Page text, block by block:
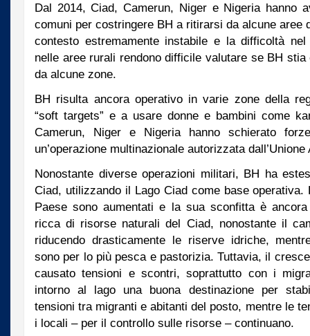
Dal 2014, Ciad, Camerun, Niger e Nigeria hanno
comuni per costringere BH a ritirarsi da alcune aree
contesto estremamente instabile e la difficoltà nel
nelle aree rurali rendono difficile valutare se BH
da alcune zone.
BH risulta ancora operativo in varie zone della
“soft targets” e a usare donne e bambini come
Camerun, Niger e Nigeria hanno schierato
un’operazione multinazionale autorizzata dall’Unione
Nonostante diverse operazioni militari, BH ha
Ciad, utilizzando il Lago Ciad come base
Paese sono aumentati e la sua sconfitta è
ricca di risorse naturali del Ciad, nonostante il
riducendo drasticamente le riserve idriche,
sono per lo più pesca e pastorizia. Tuttavia, il
causato tensioni e scontri, soprattutto con i
intorno al lago una buona destinazione per
tensioni tra migranti e abitanti del posto, mentre le
i locali – per il controllo sulle risorse – continuano.